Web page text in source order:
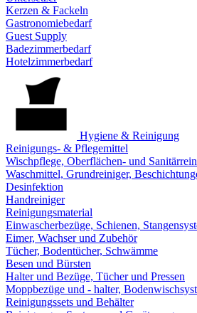
Kerzen & Fackeln
Gastronomiebedarf
Guest Supply
Badezimmerbedarf
Hotelzimmerbedarf
Hygiene & Reinigung
Reinigungs- & Pflegemittel
Wischpflege, Oberflächen- und
Waschmittel, Grundreiniger,
Desinfektion
Handreiniger
Reinigungsmaterial
Einwascherbezüge, Schienen,
Eimer, Wachser und Zubehör
Tücher, Bodentücher, Schwämme
Besen und Bürsten
Halter und Bezüge, Tücher und Pressen
Moppbezüge und - halter,
Reinigungssets und Behälter